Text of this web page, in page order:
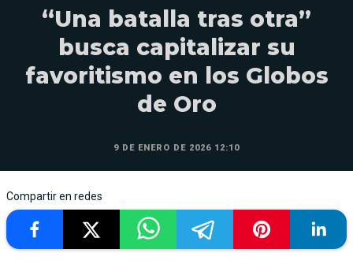
“Una batalla tras otra”
busca capitalizar su
favoritismo en los Globos
de Oro
9 DE ENERO DE 2026 12:10
Compartir en redes